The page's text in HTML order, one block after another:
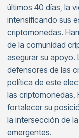
últimos 40 días, la
intensificando sus
criptomonedas.
de la comunidad
asegurar su apoyo.
defensores de las
política de este
las criptomonedas,
fortalecer su
la intersección de
emergentes.